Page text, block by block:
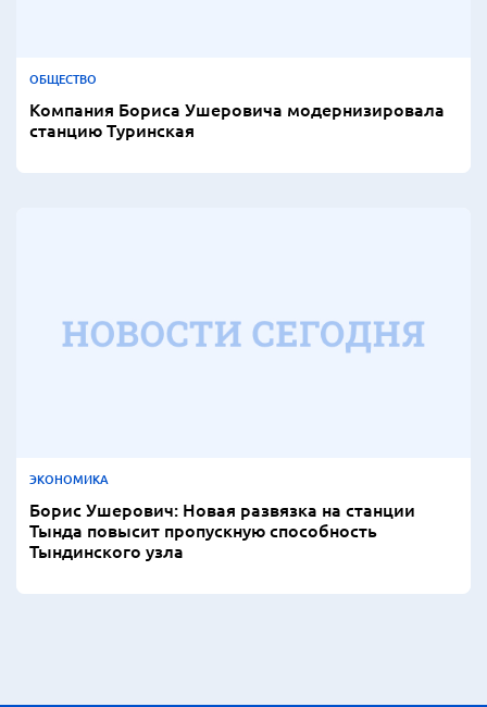
ОБЩЕСТВО
Компания Бориса Ушеровича модернизировала
станцию Туринская
ЭКОНОМИКА
Борис Ушерович: Новая развязка на станции
Тында повысит пропускную способность
Тындинского узла